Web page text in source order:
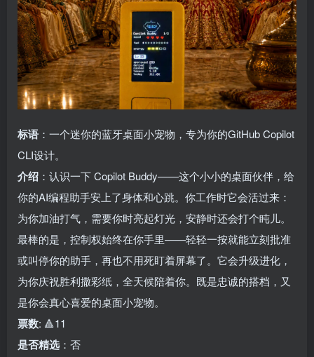
标语 ：一个迷你的蓝牙桌面小宠物，专为你的GitHub Copilot
CLI设计。
介绍 ：认识一下 Copilot Buddy——这个小小的桌面伙伴，给
你的AI编程助手安上了身体和心跳。你工作时它会活过来：
为你加油打气，需要你时亮起灯光，安静时还会打个盹儿。
最棒的是，控制权始终在你手里——轻轻一按就能立刻批准
或叫停你的助手，再也不用死盯着屏幕了。它会升级进化，
为你庆祝胜利撒彩纸，全天候陪着你。既是忠诚的搭档，又
是你会真心喜爱的桌面小宠物。
票数: 🔺11
是否精选 ：否